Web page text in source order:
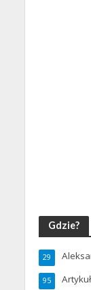
Gdzie?
29
95